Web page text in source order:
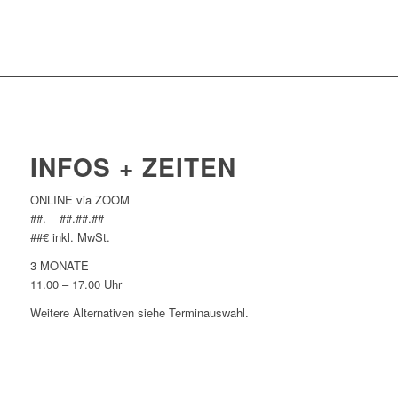
INFOS + ZEITEN
ONLINE via ZOOM
##. – ##.##.##
##€ inkl. MwSt.
3 MONATE
11.00 – 17.00 Uhr
Weitere Alternativen siehe Terminauswahl.